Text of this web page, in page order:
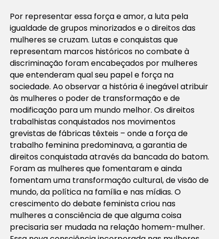
Por representar essa força e amor, a luta pela
igualdade de grupos minorizados e o direitos das
mulheres se cruzam. Lutas e conquistas que
representam marcos históricos no combate à
discriminação foram encabeçados por mulheres
que entenderam qual seu papel e força na
sociedade. Ao observar a história é inegável atribuir
às mulheres o poder de transformação e de
modificação para um mundo melhor. Os direitos
trabalhistas conquistados nos movimentos
grevistas de fábricas têxteis – onde a força de
trabalho feminina predominava, a garantia de
direitos conquistada através da bancada do batom.
Foram as mulheres que fomentaram e ainda
fomentam uma transformação cultural, de visão de
mundo, da política na família e nas mídias. O
crescimento do debate feminista criou nas
mulheres a consciência de que alguma coisa
precisaria ser mudada na relação homem-mulher.